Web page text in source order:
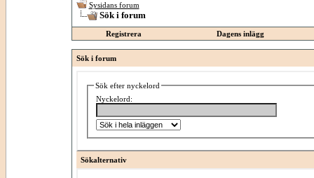
Sysidans forum
Sök i forum
Registrera Dagens inlägg
Sök i forum
Sök efter nyckelord
Nyckelord:
Sökalternativ